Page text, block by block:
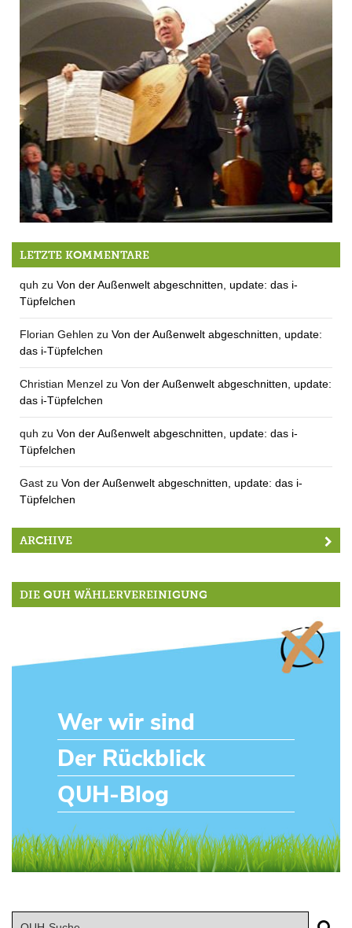
Der QUH-Jahresrückblick 2015 / pt. 1
LETZTE KOMMENTARE
quh zu Von der Außenwelt abgeschnitten, update: das i-
Tüpfelchen
Florian Gehlen zu Von der Außenwelt abgeschnitten, update:
das i-Tüpfelchen
Christian Menzel zu Von der Außenwelt abgeschnitten, update:
das i-Tüpfelchen
quh zu Von der Außenwelt abgeschnitten, update: das i-
Tüpfelchen
Gast zu Von der Außenwelt abgeschnitten, update: das i-
Tüpfelchen
ARCHIVE
DIE QUH WÄHLERVEREINIGUNG
Wer wir sind
Der Rückblick
QUH-Blog